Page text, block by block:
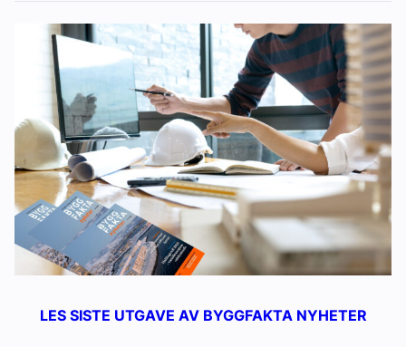
LES SISTE UTGAVE AV BYGGFAKTA NYHETER